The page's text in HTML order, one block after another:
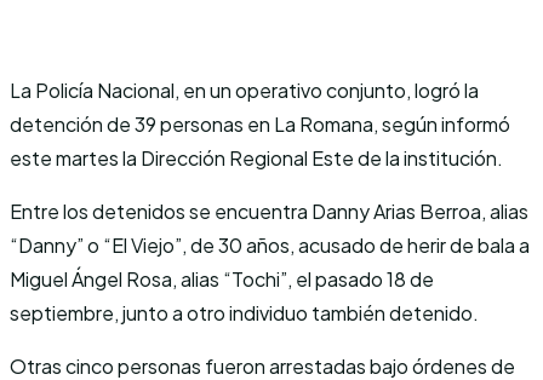
La Policía Nacional, en un operativo conjunto, logró la
detención de 39 personas en La Romana, según informó
este martes la Dirección Regional Este de la institución.
Entre los detenidos se encuentra Danny Arias Berroa, alias
“Danny” o “El Viejo”, de 30 años, acusado de herir de bala a
Miguel Ángel Rosa, alias “Tochi”, el pasado 18 de
septiembre, junto a otro individuo también detenido.
Otras cinco personas fueron arrestadas bajo órdenes de